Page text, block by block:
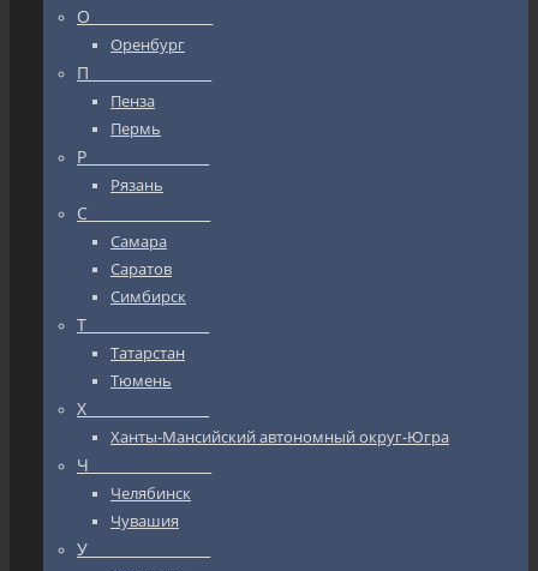
О_________________
Оренбург
П_________________
Пенза
Пермь
Р_________________
Рязань
С_________________
Самара
Саратов
Симбирск
Т_________________
Татарстан
Тюмень
Х_________________
Ханты-Мансийский автономный округ-Югра
Ч_________________
Челябинск
Чувашия
У_________________